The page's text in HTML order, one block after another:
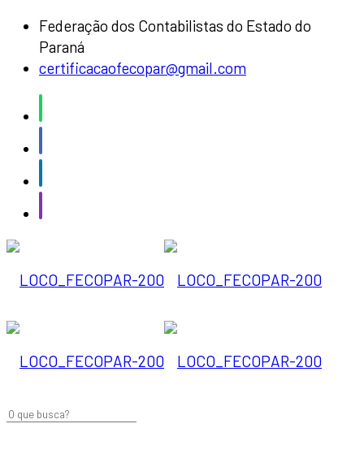
Federação dos Contabilistas do Estado do
Paraná
certificacaofecopar@gmail.com